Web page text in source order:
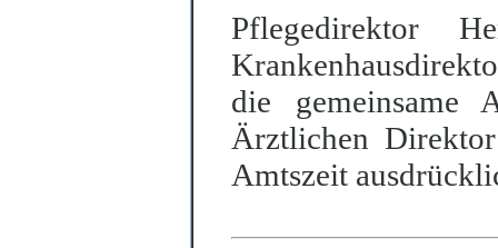
Pflegedirektor
die
Ärztlichen
Amtszeit